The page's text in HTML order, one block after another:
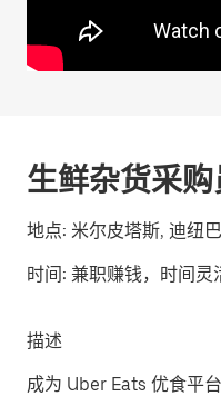
生鲜杂货采
地点: 米尔皮塔斯, 迪纽巴
时间: 兼职赚钱，时间灵
描述
成为 Uber Eats 优食平